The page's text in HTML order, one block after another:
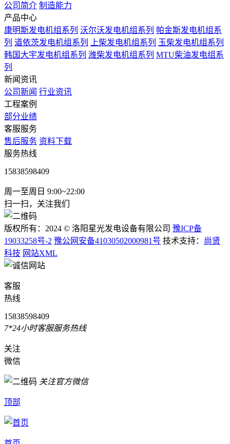
公司简介 制造能力
产品中心
康明斯发电机组系列 沃尔沃发电机组系列 帕金斯发电机组系
列 道依茨发电机组系列 上柴发电机组系列 玉柴发电机组系列
韩国大宇发电机组系列 潍柴发电机组系列 MTU柴油发电组系
列
新闻资讯
公司新闻 行业资讯
工程案例
部分业绩
客服服务
售后服务 资料下载
服务热线
15838598409
周一至周日 9:00~22:00
扫一扫，关注我们
版权所有：2024 © 洛阳星光发电设备有限公司 豫ICP备
19033258号-2 豫公网安备41030502000981号 技术支持：
尚贤
科技 网站XML
客服
热线
15838598409
7*24小时客服服务热线
关注
微信
关注官方微信
顶部